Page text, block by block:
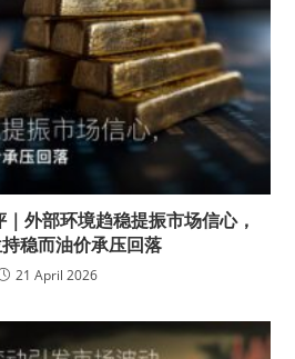
外部环境趋稳提振市场信心，
稳而油价承压回落
21 April 2026